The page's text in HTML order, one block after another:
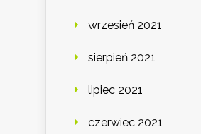
wrzesień 2021
sierpień 2021
lipiec 2021
czerwiec 2021